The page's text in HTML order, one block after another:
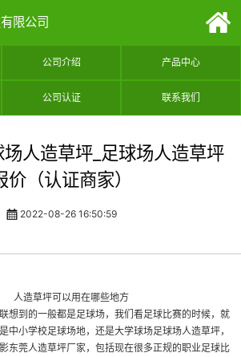
限公司
公司介绍 产品中心
公司认证 联系我们
人造草坪_足球场人造草坪
价（认证商家）
2022-08-26 16:50:59
人造草坪可以用在哪些地方
想到的一般都是足球场，我们看足球比赛的时候，就
中小学校足球场地，还是大学球场足球场人造草坪，
东莞人造草坪厂家 ，包括现在很多正规的职业足球比